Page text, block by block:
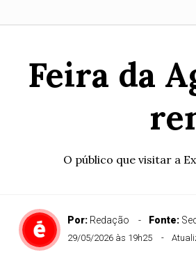
Feira da
O público que visitar a
Por: Redação Fonte:
29/05/2026 às 19h25